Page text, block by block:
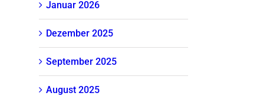
Januar 2026
Dezember 2025
September 2025
August 2025